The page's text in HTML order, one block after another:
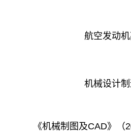
航空发动
机械设计
《机械制图及CAD》